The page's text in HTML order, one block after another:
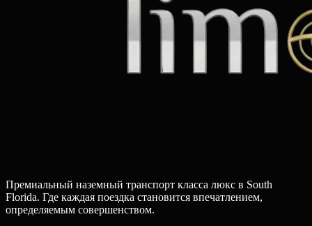
Премиальный наземный транспорт класса люкс в South
Florida. Где каждая поездка становится впечатлением,
определяемым совершенством.